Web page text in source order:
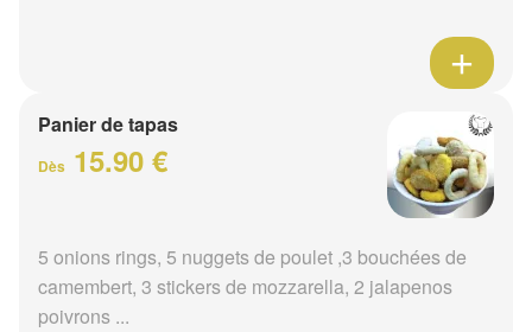
Panier de tapas
Dès 15.90 €
5 onions rings, 5 nuggets de poulet ,3 bouchées de
camembert, 3 stickers de mozzarella, 2 jalapenos
poivrons ...